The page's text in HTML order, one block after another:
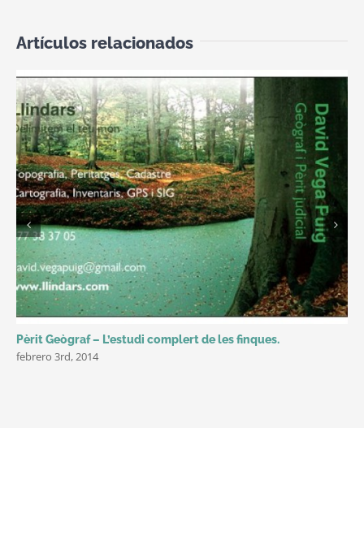
Artículos relacionados
Pèrit Geògraf – L’estudi complert de les finques.
febrero 3rd, 2014